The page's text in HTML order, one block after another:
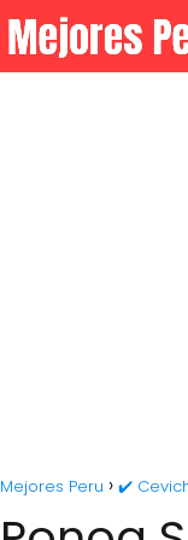
Mejores Peru ✔️